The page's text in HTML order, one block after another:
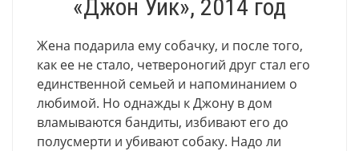
«Джон Уик», 2014 год
Жена подарила ему собачку, и после того,
как ее не стало, четвероногий друг стал его
единственной семьей и напоминанием о
любимой. Но однажды к Джону в дом
вламываются бандиты, избивают его до
полусмерти и убивают собаку. Надо ли